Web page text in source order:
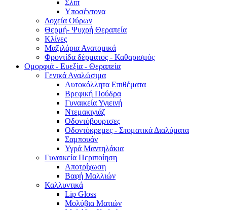
Σλιπ
Υποσέντονα
Δοχεία Ούρων
Θερμή- Ψυχρή Θεραπεία
Κλίνες
Μαξιλάρια Ανατομικά
Φροντίδα δέρματος - Καθαρισμός
Ομορφιά - Ευεξία - Θεραπεία
Γενικά Αναλώσιμα
Αυτοκόλλητα Επιθέματα
Βρεφική Πούδρα
Γυναικεία Υγιεινή
Ντεμακιγιάζ
Οδοντόβουρτσες
Οδοντόκρεμες - Στοματικά Διαλύματα
Σαμπουάν
Υγρά Μαντηλάκια
Γυναικεία Περιποίηση
Αποτρίχωση
Βαφή Μαλλιών
Καλλυντικά
Lip Gloss
Μολύβια Ματιών